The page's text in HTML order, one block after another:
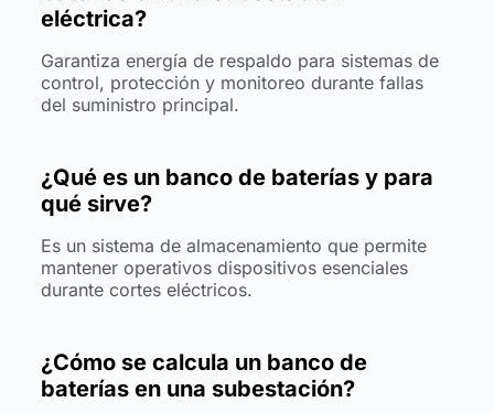
eléctrica?
Garantiza energía de respaldo para sistemas de
control, protección y monitoreo durante fallas
del suministro principal.
¿Qué es un banco de baterías y para
qué sirve?
Es un sistema de almacenamiento que permite
mantener operativos dispositivos esenciales
durante cortes eléctricos.
¿Cómo se calcula un banco de
baterías en una subestación?